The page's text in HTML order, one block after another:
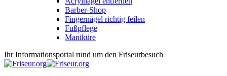
Barber-Shop
Fingernägel richtig feilen
Fußpflege
Maniküre
Ihr Informationsportal rund um den Friseurbesuch